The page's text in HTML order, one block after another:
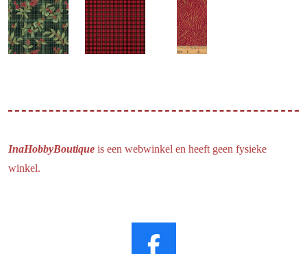
InaHobbyBoutique is een webwinkel en heeft geen fysieke
winkel.